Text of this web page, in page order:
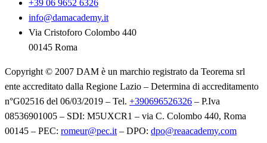
+39 06 9652 6326
info@damacademy.it
Via Cristoforo Colombo 440
00145 Roma
Copyright © 2007 DAM è un marchio registrato da Teorema srl
ente accreditato dalla Regione Lazio – Determina di accreditamento
n°G02516 del 06/03/2019 – Tel. +390696526326 – P.Iva
08536901005 – SDI: M5UXCR1 – via C. Colombo 440, Roma
00145 – PEC: romeur@pec.it – DPO: dpo@reaacademy.com